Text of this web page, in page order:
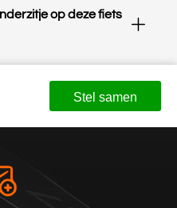
op deze fiets
Stel samen